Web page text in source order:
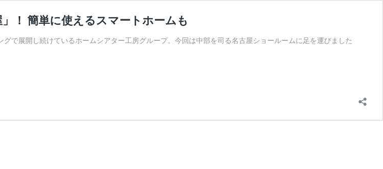
！ 簡単に使えるスマートホームも
で展開し続けているホームシアター工房グループ。今回は中部を司る名古屋ショールームに足を運びました